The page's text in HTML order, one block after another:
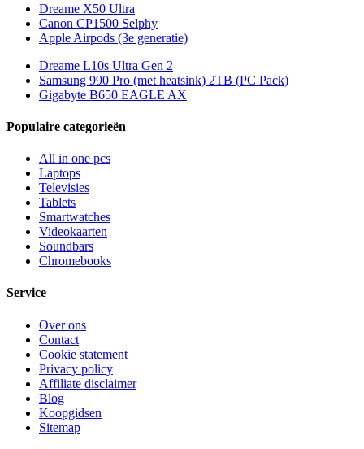
Dreame X50 Ultra
Canon CP1500 Selphy
Apple Airpods (3e generatie)
Dreame L10s Ultra Gen 2
Samsung 990 Pro (met heatsink) 2TB (PC Pack)
Gigabyte B650 EAGLE AX
Populaire categorieën
All in one pcs
Laptops
Televisies
Tablets
Smartwatches
Videokaarten
Soundbars
Chromebooks
Service
Over ons
Contact
Cookie statement
Privacy policy
Affiliate disclaimer
Blog
Koopgidsen
Sitemap